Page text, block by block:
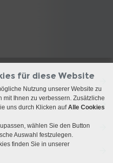
für diese Website
Nutzung unserer Website zu
Ihnen zu verbessern. Zusätzliche
uns durch Klicken aufAlle Cookies
wählen Sie den Button
Auswahl festzulegen.
finden Sie in unserer